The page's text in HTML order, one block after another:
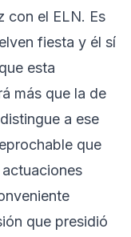
con el ELN. Es
fiesta y él sí
esta
más que la de
a ese
que
que presidió